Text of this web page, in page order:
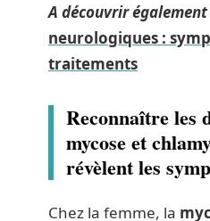
A découvrir
neurologiques :
traitements
Reconnaître les
mycose et
révèlent les
Chez la femme, la